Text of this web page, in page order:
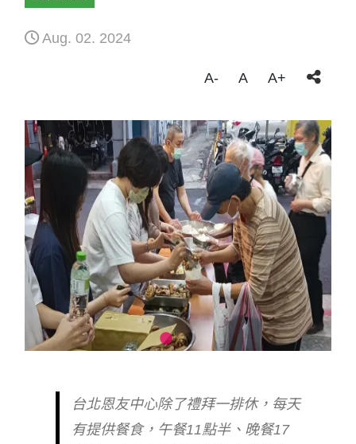
Aug. 02. 2024
A- A A+
台北恩友中心除了禮拜一排休，每天
有提供餐食，午餐11點半、晚餐17